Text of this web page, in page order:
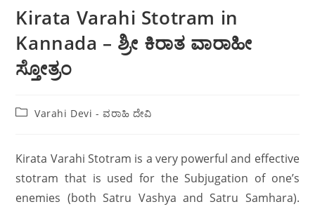
Kirata Varahi Stotram in
Kannada – ಶ್ರೀ ಕಿರಾತ ವಾರಾಹೀ
ಸ್ತೋತ್ರಂ
PostVarahi Devi - ವರಾಹಿ ದೇವಿ
Kirata Varahi Stotram is a very powerful and effective
stotram that is used for the Subjugation of one’s
enemies (both Satru Vashya and Satru Samhara).